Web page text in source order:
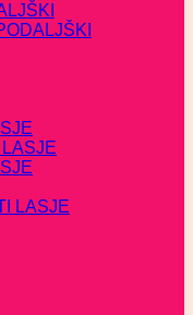
LASJE